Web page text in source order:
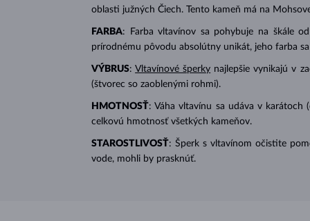
oblasti južných Čiech. Tento kameň má na
FARBA: Farba vltavínov sa pohybuje na škále od
prírodnému pôvodu absolútny unikát, jeho farba
VÝBRUS:Vltavínové šperky najlepšie vynikajú v
(štvorec so zaoblenými rohmi).
HMOTNOSŤ: Váha vltavínu sa udáva v karátoch
celkovú hmotnosť všetkých kameňov.
STAROSTLIVOSŤ: Šperk s vltavínom očistite
vode, mohli by prasknúť.